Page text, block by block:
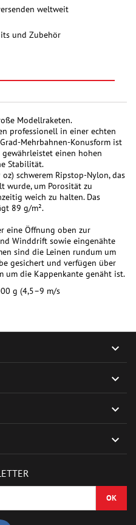
weltweit
und Zubehör
Modellraketen.
professionell in einer echten
Mehrbahnen-Konusform ist
einen hohen
Stabilität.
schwerem Ripstop-Nylon, das
wurde, um Porosität zu
weich zu halten. Das
89 g/m².
eine Öffnung oben zur
Winddrift sowie eingenähte
sind die Leinen rundum um
gesichert und verfügen über
um die Kappenkante genäht ist.
g (4,5–9 m/s



